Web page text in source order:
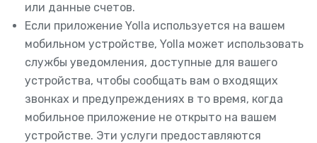
или данные счетов.
Если приложение Yolla используется на вашем
мобильном устройстве, Yolla может использовать
службы уведомления, доступные для вашего
устройства, чтобы сообщать вам о входящих
звонках и предупреждениях в то время, когда
мобильное приложение не открыто на вашем
устройстве. Эти услуги предоставляются